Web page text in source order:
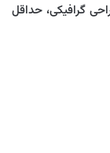
گرافیکی، حداقل